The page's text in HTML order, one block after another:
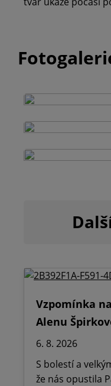
Vzpomínka
Alenu
6. 8. 2026
S bolestí a
že nás opustila